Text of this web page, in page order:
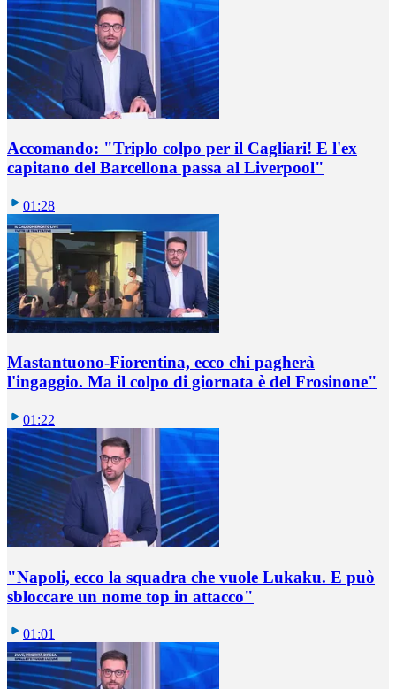
Accomando: "Triplo colpo per il Cagliari! E l'ex
capitano del Barcellona passa al Liverpool"
01:28
Mastantuono-Fiorentina, ecco chi pagherà
l'ingaggio. Ma il colpo di giornata è del Frosinone"
01:22
"Napoli, ecco la squadra che vuole Lukaku. E può
sbloccare un nome top in attacco"
01:01